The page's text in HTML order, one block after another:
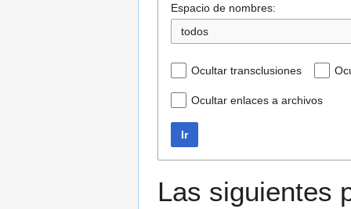
Espacio de nombres:
todos
Ocultar transclusiones
Ocultar enlaces a archivos
Ir
Las siguientes